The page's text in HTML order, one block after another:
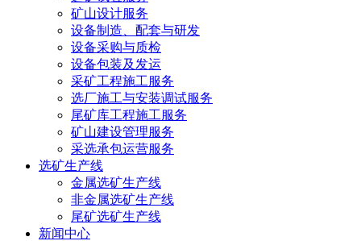
矿山设计服务
设备制造、配套与研发
设备采购与质检
设备包装及发运
采矿工程施工服务
选厂施工与安装调试服务
尾矿库工程施工服务
矿山建设管理服务
采选承包运营服务
选矿生产线
金属选矿生产线
非金属选矿生产线
尾矿选矿生产线
新闻中心